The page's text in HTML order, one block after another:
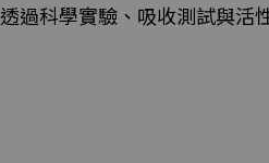
透過科學實驗、吸收測試與活